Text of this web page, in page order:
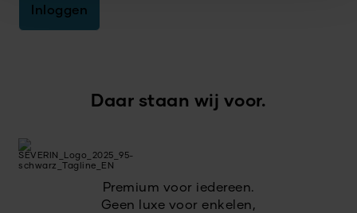
Inloggen
Daar staan wij voor.
Premium voor iedereen.
Geen luxe voor enkelen,